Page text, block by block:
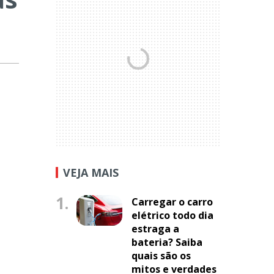
VEJA MAIS
1.
Carregar o carro
elétrico todo dia
estraga a
bateria? Saiba
quais são os
mitos e verdades